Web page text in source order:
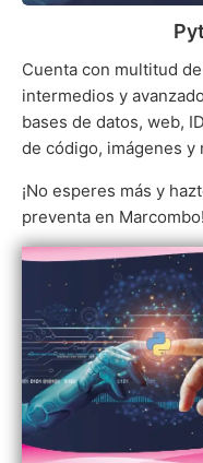
Cuenta con multitud
intermedios y
bases de datos, web,
de código, imágenes y
¡No esperes más y
preventa en Marcombo!